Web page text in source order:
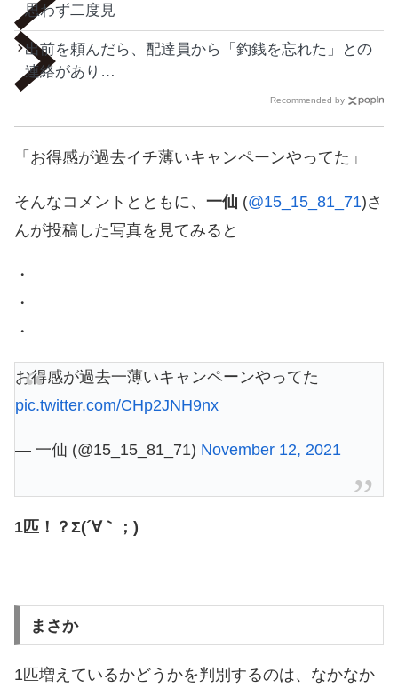
思わず二度見
出前を頼んだら、配達員から「釣銭を忘れた」との
連絡があり…
Recommended by
「お得感が過去イチ薄いキャンペーンやってた」
そんなコメントとともに、 一仙 (@15_15_81_71)さ
んが投稿した写真を見てみると
・
・
・
お得感が過去一薄いキャンペーンやってた
pic.twitter.com/CHp2JNH9nx
— 一仙 (@15_15_81_71) November 12, 2021
1匹！？Σ(´∀｀；)
まさか
1匹増えているかどうかを判別するのは、なかなか